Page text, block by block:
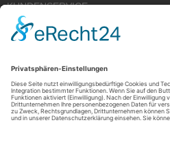
KUNDENSERVICE
ÜBER UNS